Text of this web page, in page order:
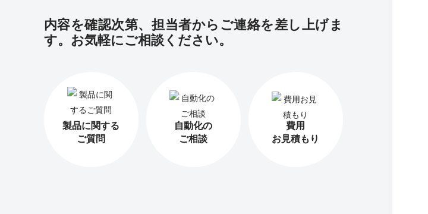
内容を確認次第、担当者からご連絡を差し上げま
す。お気軽にご相談ください。
製品に関する
ご質問
自動化の
ご相談
費用
お見積もり